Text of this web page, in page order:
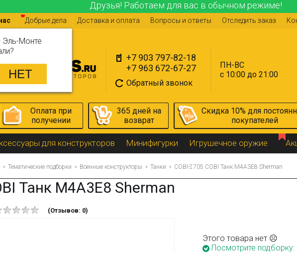
Друзья! Работаем для вас в обычном режиме!
Эль-Монте
Добрые дела Доставка и оплата Вопросы и ответы Отследить заказ
+7 903 797-82-18
+7 963 672-67-27
Обратный звонок
ПН-ВС
с 10:00 до 21:00
Оплата при
получении
365 дней на
возврат
Скидка 10% для
покупателей
для конструкторов Минифигурки Игрушечное оружие
Тематические подборки Военные конструкторы Танки COBI-2705 COBI Танк M4A3E8 Sherman
Танк M4A3E8 Sherman
(Отзывов: 0)
Этого товара нет ☹
Посмотрите подборку: